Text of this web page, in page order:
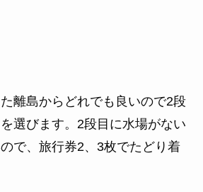
離島からどれでも良いので2段
選びます。2段目に水場がない
で、旅行券2、3枚でたどり着